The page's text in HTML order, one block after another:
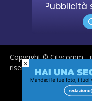
Pubblicità
Copyright © Citycomm -
riservati
×